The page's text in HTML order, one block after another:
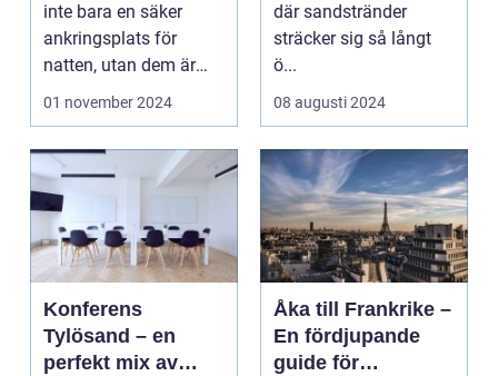
inte bara en säker
ankringsplats för
natten, utan dem är
ocks&...
01 november 2024
där sandstränder
sträcker sig så långt
ö...
08 augusti 2024
Konferens
Tylösand – en
perfekt mix av
Åka till Frankrike –
En fördjupande
guide för